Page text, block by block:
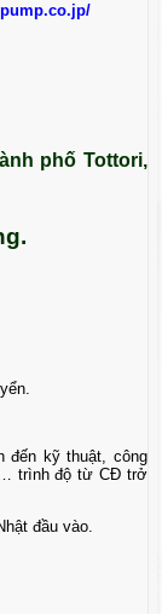
phố Tottori,
đến kỹ thuật, công
trình độ từ CĐ trở
đầu vào.